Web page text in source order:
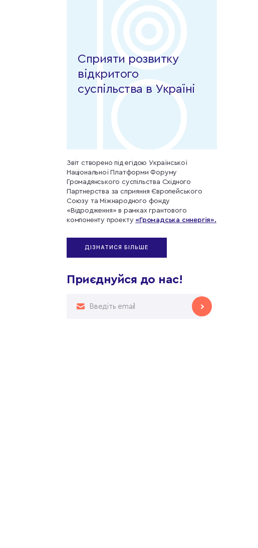
Сприяти розвитку
відкритого
суспільства в Україні
Звіт створено під егідою Української
Національної Платформи Форуму
Громадянського суспільства Східного
Партнерства за сприяння Європейського
Союзу та Міжнародного фонду
«Відродження» в рамках грантового
компоненту проекту «Громадська синергія».
ДІЗНАТИСЯ БІЛЬШЕ
Приєднуйся до нас!